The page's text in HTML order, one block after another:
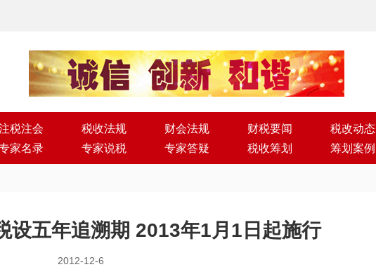
税注会 税收法规 财会法规 财税要闻 税改动态
家名录 专家说税 专家答疑 税收筹划 筹划案例
设五年追溯期 2013年1月1日起施行
2012-12-6